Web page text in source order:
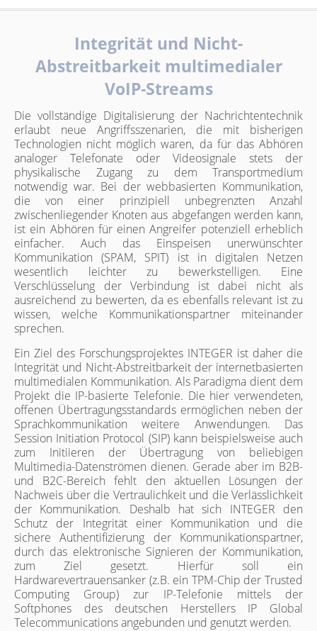
Integrität und Nicht-
Abstreitbarkeit multimedialer
VoIP-Streams
Die vollständige Digitalisierung der Nachrichtentechnik
erlaubt neue Angriffsszenarien, die mit bisherigen
Technologien nicht möglich waren, da für das Abhören
analoger Telefonate oder Videosignale stets der
physikalische Zugang zu dem Transportmedium
notwendig war. Bei der webbasierten Kommunikation,
die von einer prinzipiell unbegrenzten Anzahl
zwischenliegender Knoten aus abgefangen werden kann,
ist ein Abhören für einen Angreifer potenziell erheblich
einfacher. Auch das Einspeisen unerwünschter
Kommunikation (SPAM, SPIT) ist in digitalen Netzen
wesentlich leichter zu bewerkstelligen. Eine
Verschlüsselung der Verbindung ist dabei nicht als
ausreichend zu bewerten, da es ebenfalls relevant ist zu
wissen, welche Kommunikationspartner miteinander
sprechen.
Ein Ziel des Forschungsprojektes INTEGER ist daher die
Integrität und Nicht-Abstreitbarkeit der internetbasierten
multimedialen Kommunikation. Als Paradigma dient dem
Projekt die IP-basierte Telefonie. Die hier verwendeten,
offenen Übertragungsstandards ermöglichen neben der
Sprachkommunikation weitere Anwendungen. Das
Session Initiation Protocol (SIP) kann beispielsweise auch
zum Initiieren der Übertragung von beliebigen
Multimedia-Datenströmen dienen. Gerade aber im B2B-
und B2C-Bereich fehlt den aktuellen Lösungen der
Nachweis über die Vertraulichkeit und die Verlässlichkeit
der Kommunikation. Deshalb hat sich INTEGER den
Schutz der Integrität einer Kommunikation und die
sichere Authentifizierung der Kommunikationspartner,
durch das elektronische Signieren der Kommunikation,
zum Ziel gesetzt. Hierfür soll ein
Hardwarevertrauensanker (z.B. ein TPM-Chip der Trusted
Computing Group) zur IP-Telefonie mittels der
Softphones des deutschen Herstellers IP Global
Telecommunications angebunden und genutzt werden.